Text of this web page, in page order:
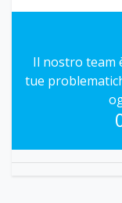
Il nostro team
tue